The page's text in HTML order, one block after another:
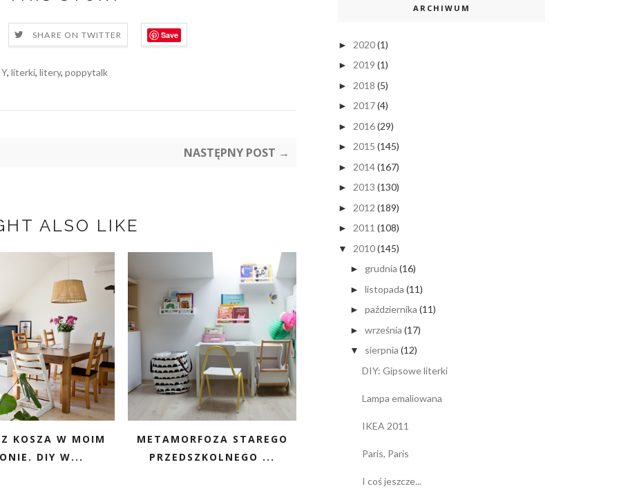
SHARE ON TWITTER Save
, literki, litery, poppytalk
NASTĘPNY POST →
ALSO LIKE
KOSZA W MOIM
DIY W...
METAMORFOZA STAREGO
PRZEDSZKOLNEGO ...
ARCHIWUM
► 2020(1)
► 2019 (1)
► 2018 (5)
► 2017(4)
► 2016(29)
► 2015 (145)
► 2014(167)
► 2013 (130)
► 2012 (189)
► 2011 (108)
▼ 2010(145)
► grudnia (16)
► listopada (11)
► października (11)
► września (17)
▼ sierpnia (12)
DIY: Gipsowe literki
Lampa emaliowana
IKEA 2011
Paris, Paris
I coś jeszcze...